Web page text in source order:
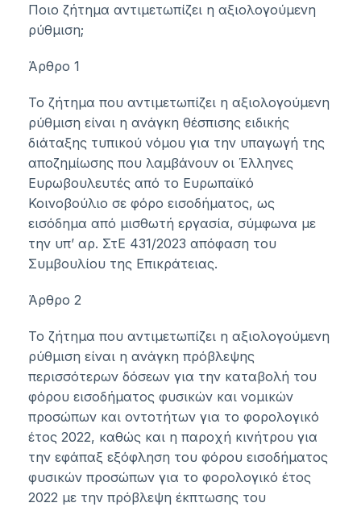
Ποιο ζήτημα αντιμετωπίζει η αξιολογούμενη
ρύθμιση;
Άρθρο 1
Το ζήτημα που αντιμετωπίζει η αξιολογούμενη
ρύθμιση είναι η ανάγκη θέσπισης ειδικής
διάταξης τυπικού νόμου για την υπαγωγή της
αποζημίωσης που λαμβάνουν οι Έλληνες
Ευρωβουλευτές από το Ευρωπαϊκό
Κοινοβούλιο σε φόρο εισοδήματος, ως
εισόδημα από μισθωτή εργασία, σύμφωνα με
την υπ’ αρ. ΣτΕ 431/2023 απόφαση του
Συμβουλίου της Επικράτειας.
Άρθρο 2
Το ζήτημα που αντιμετωπίζει η αξιολογούμενη
ρύθμιση είναι η ανάγκη πρόβλεψης
περισσότερων δόσεων για την καταβολή του
φόρου εισοδήματος φυσικών και νομικών
προσώπων και οντοτήτων για το φορολογικό
έτος 2022, καθώς και η παροχή κινήτρου για
την εφάπαξ εξόφληση του φόρου εισοδήματος
φυσικών προσώπων για το φορολογικό έτος
2022 με την πρόβλεψη έκπτωσης του